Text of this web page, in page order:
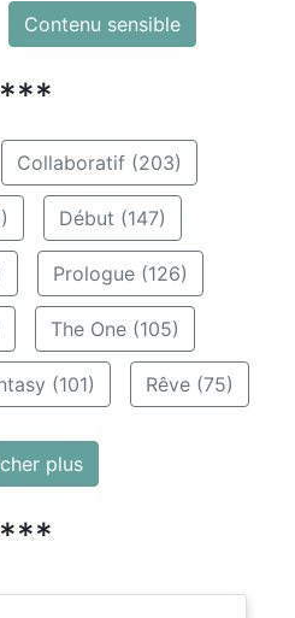
Contenu sensible
***
Collaboratif (203)
Début (147)
Prologue (126)
The One (105)
(101) Rêve (75)
plus
***